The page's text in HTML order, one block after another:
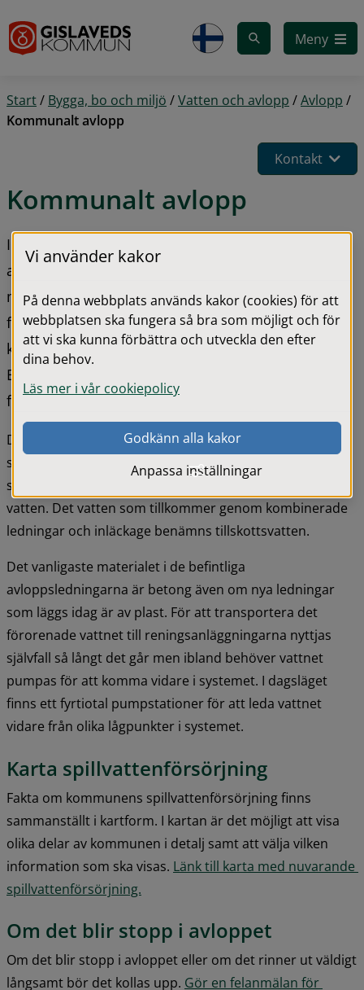
Meny
Start/ Bygga, bo och miljö /Vatten och avlopp /Avlopp /
Kommunalt avlopp
Kontakt
Kommunalt avlopp
I Gislaveds kommun finns 9 allmänna
avloppsreningsanläggningar som renar totalt 5,2
miljoner kubikmeter vatten varje år. I kommunen
finns 28 mil spillvattenledning (inklusive
kombinerad ledning) och 21 mil dagvattenledning.
En kombinerad ledning är en gemensam ledning
för dag- och spillvatten.
De allmänna avloppsreningsanläggningarna behandlar
spillvatten, dagvatten från de delar av ledningsnäten
som är kombinerade, dräneringsvatten och inläckande
vatten. Det vatten som tillkommer genom kombinerade
ledningar och inläckage benämns tillskottsvatten.
Det vanligaste materialet i de befintliga
avloppsledningarna är betong även om nya ledningar
som läggs idag är av plast. För att transportera det
förorenade vattnet till reningsanläggningarna nyttjas
självfall så långt det går men ibland behöver vattnet
pumpas för att komma vidare i systemet. I dagsläget
finns ett fyrtiotal pumpstationer för att leda vattnet
vidare från olika lågpunkter i systemet.
Karta spillvattenförsörjning
Fakta om kommunens spillvattenförsörjning finns
sammanställt i kartform. I kartan är det möjligt att visa
olika delar av kommunen i detalj samt att välja vilken
information som ska visas. Länk till karta med nuvarande
spillvattenförsörjning.
Om det blir stopp i avloppet
Om det blir stopp i avloppet eller om det rinner ut väldigt
långsamt bör det kollas upp. Gör en felanmälan för
Vi använder kakor
På denna webbplats används kakor (cookies) för att
webbplatsen ska fungera så bra som möjligt och för
att vi ska kunna förbättra och utveckla den efter
dina behov.
Läs mer i vår cookiepolicy
Godkänn alla kakor
Anpassa inställningar